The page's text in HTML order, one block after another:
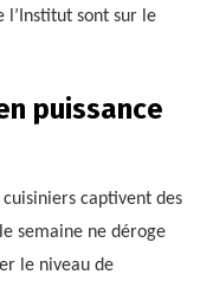
l’Institut sont sur le
puissance
captivent des
semaine ne déroge
le niveau de